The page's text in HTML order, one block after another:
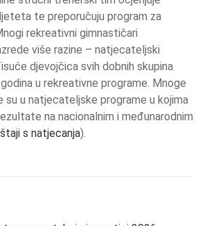
te preporučuju program za
rekreativni gimnastičari
više razine – natjecateljski
djevojčica svih dobnih skupina
u rekreativne programe. Mnoge
su u natjecateljske programe u kojima
na nacionalnim i međunarodnim
s natjecanja).